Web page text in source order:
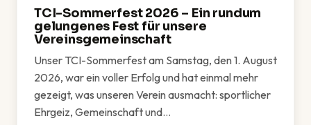
TCI-Sommerfest 2026 – Ein rundum
gelungenes Fest für unsere
Vereinsgemeinschaft
Unser TCI-Sommerfest am Samstag, den 1. August
2026, war ein voller Erfolg und hat einmal mehr
gezeigt, was unseren Verein ausmacht: sportlicher
Ehrgeiz, Gemeinschaft und…